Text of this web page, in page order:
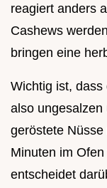
reagiert anders
Cashews
bringen eine
Wichtig ist, dass
also
geröstete
Minuten im
entscheidet